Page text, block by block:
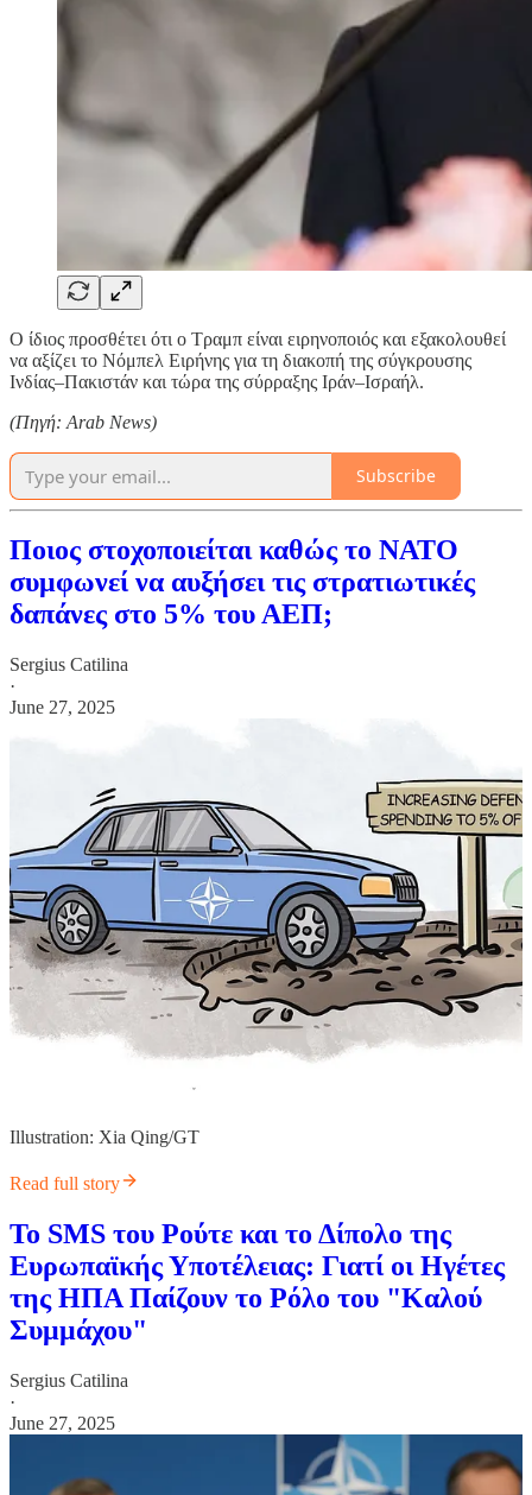
Ο ίδιος προσθέτει ότι ο Τραμπ είναι ειρηνοποιός και εξακολουθεί
να αξίζει το Νόμπελ Ειρήνης για τη διακοπή της σύγκρουσης
Ινδίας–Πακιστάν και τώρα της σύρραξης Ιράν–Ισραήλ.
(Πηγή: Arab News)
Subscribe
Ποιος στοχοποιείται καθώς το ΝΑΤΟ
συμφωνεί να αυξήσει τις στρατιωτικές
δαπάνες στο 5% του ΑΕΠ;
Sergius Catilina
·
June 27, 2025
Illustration: Xia Qing/GT
Read full story
Το SMS του Ρούτε και το Δίπολο της
Ευρωπαϊκής Υποτέλειας: Γιατί οι Ηγέτες
της ΗΠΑ Παίζουν το Ρόλο του "Καλού
Συμμάχου"
Sergius Catilina
·
June 27, 2025